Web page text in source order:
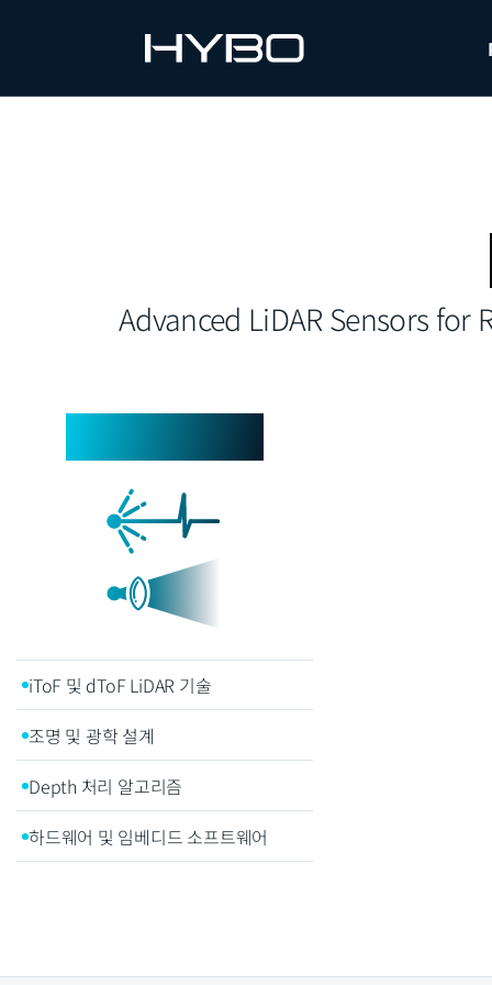
←
Advanced LiDAR Sensors
iToF 및 dToF LiDAR 기술
조명 및 광학 설계
Depth 처리 알고리즘
하드웨어 및 임베디드 소프트웨어